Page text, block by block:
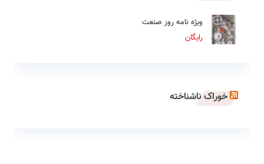
ویژه نامه روز صنعت
رایگان
خوراک ناشناخته